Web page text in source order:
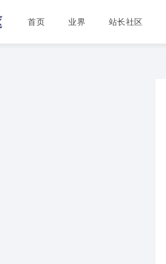
首页 业界 站长社区